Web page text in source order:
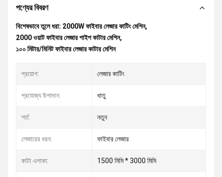
পণ্যের বিবরণ
বিশেষভাবে তুলে ধরা: 2000W ফাইবার লেজার কাটিং মেশিন,
2000 ওয়াট ফাইবার লেজার পাইপ কাটার মেশিন,
১০০ মিটার/মিনিট ফাইবার লেজার কাটার মেশিন
প্রয়োগ: লেজার কাটিং
প্রযোজ্য উপাদান: ধাতু
শর্ত: নতুন
লেজারের ধরন: ফাইবার লেজার
কাটা এলাকা: 1500 মিমি * 3000 মিমি